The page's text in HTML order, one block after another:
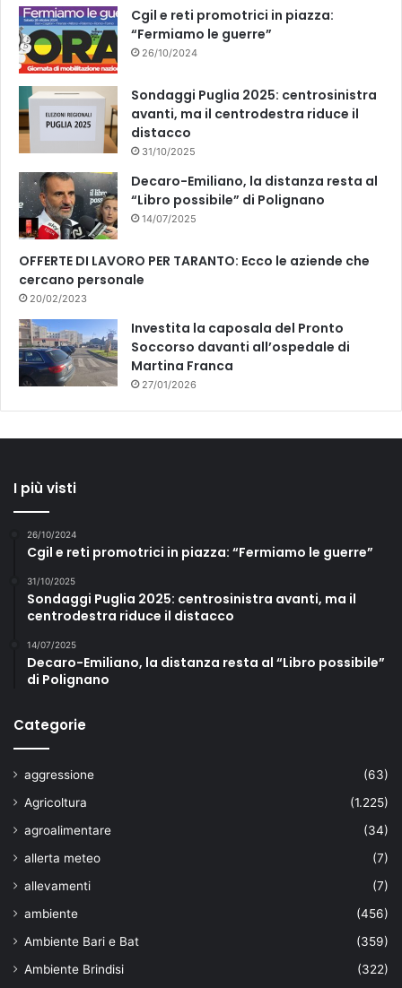
k
Cgil e reti promotrici in piazza:
“Fermiamo le guerre”
26/10/2024
Sondaggi Puglia 2025: centrosinistra
avanti, ma il centrodestra riduce il
distacco
31/10/2025
Decaro-Emiliano, la distanza resta al
“Libro possibile” di Polignano
14/07/2025
OFFERTE DI LAVORO PER TARANTO: Ecco le aziende che
cercano personale
20/02/2023
Investita la caposala del Pronto
Soccorso davanti all’ospedale di
Martina Franca
27/01/2026
I più visti
26/10/2024
Cgil e reti promotrici in piazza: “Fermiamo le guerre”
31/10/2025
Sondaggi Puglia 2025: centrosinistra avanti, ma il
centrodestra riduce il distacco
14/07/2025
Decaro-Emiliano, la distanza resta al “Libro possibile”
di Polignano
Categorie
aggressione
(63)
Agricoltura
(1.225)
agroalimentare
(34)
allerta meteo
(7)
allevamenti
(7)
ambiente
(456)
Ambiente Bari e Bat
(359)
Ambiente Brindisi
(322)